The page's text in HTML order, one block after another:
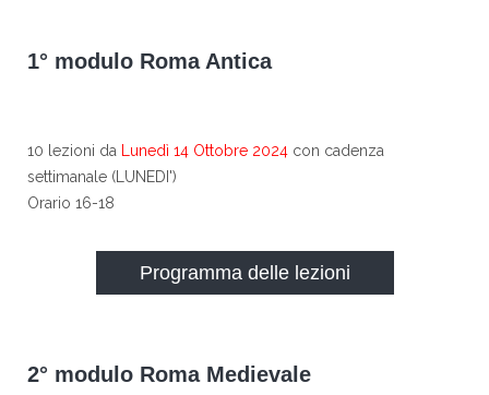
1° modulo Roma Antica
10 lezioni da Lunedì 14 Ottobre 2024 con cadenza
settimanale (LUNEDI')
Orario 16-18
Programma delle lezioni
2° modulo Roma Medievale